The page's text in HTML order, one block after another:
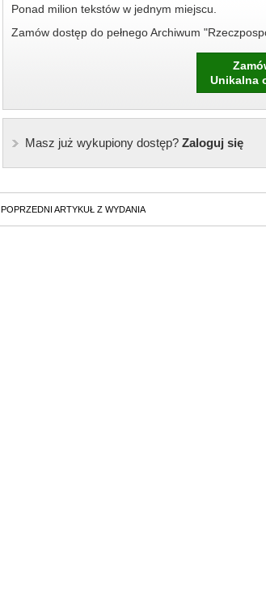
Ponad milion tekstów w jednym miejscu.
Zamów dostęp do pełnego Archiwum
Unikalna
Masz już wykupiony dostęp?Zaloguj się
POPRZEDNI ARTYKUŁ Z WYDANIA